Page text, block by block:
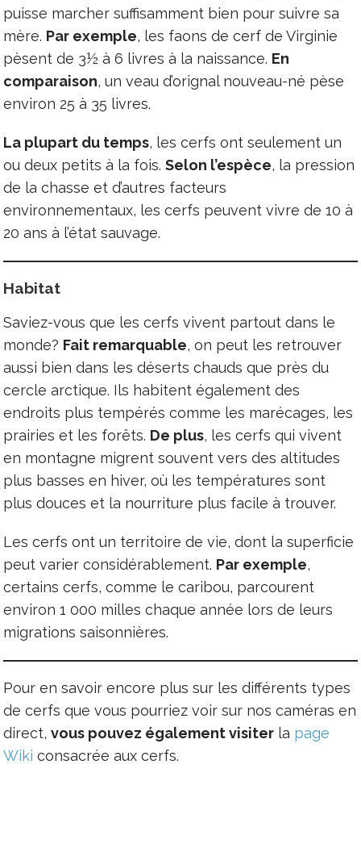
puisse marcher suffisamment bien pour suivre sa
mère. Par exemple, les faons de cerf de Virginie
pèsent de 3½ à 6 livres à la naissance. En
comparaison, un veau d’orignal nouveau-né pèse
environ 25 à 35 livres.
La plupart du temps, les cerfs ont seulement un
ou deux petits à la fois. Selon l’espèce, la pression
de la chasse et d’autres facteurs
environnementaux, les cerfs peuvent vivre de 10 à
20 ans à l’état sauvage.
Habitat
Saviez-vous que les cerfs vivent partout dans le
monde? Fait remarquable, on peut les retrouver
aussi bien dans les déserts chauds que près du
cercle arctique. Ils habitent également des
endroits plus tempérés comme les marécages, les
prairies et les forêts. De plus, les cerfs qui vivent
en montagne migrent souvent vers des altitudes
plus basses en hiver, où les températures sont
plus douces et la nourriture plus facile à trouver.
Les cerfs ont un territoire de vie, dont la superficie
peut varier considérablement. Par exemple,
certains cerfs, comme le caribou, parcourent
environ 1 000 milles chaque année lors de leurs
migrations saisonnières.
Pour en savoir encore plus sur les différents types
de cerfs que vous pourriez voir sur nos caméras en
direct, vous pouvez également visiter la page
Wiki consacrée aux cerfs.